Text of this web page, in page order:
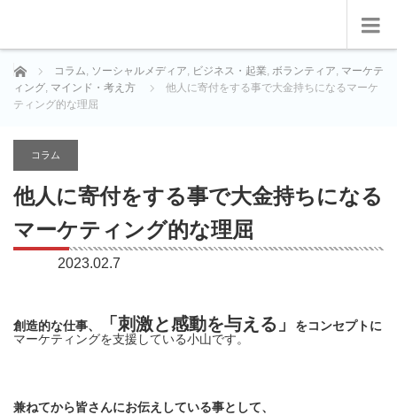
ホーム コラム, ソーシャルメディア, ビジネス・起業, ボランティア, マーケテ
ィング, マインド・考え方
他人に寄付をする事で大金持ちになるマーケ
ティング的な理屈
コラム
他人に寄付をする事で大金持ちになる
マーケティング的な理屈
2023.02.7
創造的な仕事、 「刺激と感動を与える」
をコンセプトに
マーケティングを支援している小山です。
兼ねてから皆さんにお伝えしている事として、